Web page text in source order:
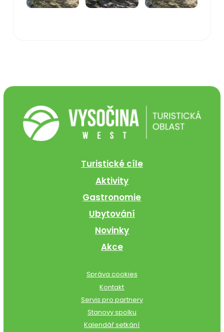
Turistické cíle
Aktivity
Gastronomie
Ubytování
Novinky
Akce
Správa cookies
Kontakt
Servis pro partnery
Stanovy spolku
Kalendář setkání